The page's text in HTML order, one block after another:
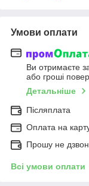
Умови оплати
Ви отримаєте
або гроші
Детальніше
Післяплата
Оплата на
Прошу не
Всі умови оплати